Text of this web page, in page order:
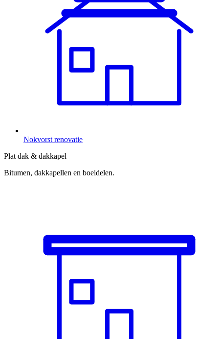
Nokvorst renovatie
Plat dak & dakkapel
Bitumen, dakkapellen en boeidelen.